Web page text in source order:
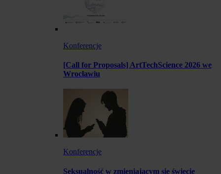
Konferencje
[Call for Proposals] ArtTechScience 2026 we
Wrocławiu
Konferencje
Seksualność w zmieniającym się świecie